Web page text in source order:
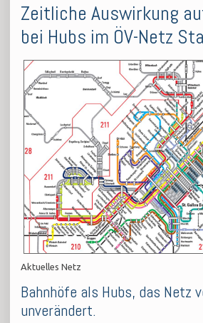
Zeitliche Auswirkung
bei Hubs im ÖV-Netz
Aktuelles Netz
​Bahnhöfe als Hubs, das Netz
unverändert.